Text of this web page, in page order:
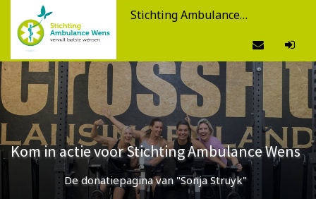
Stichting Ambulance Wens
Kom in actie voor Stichting Ambulance Wens
De donatiepagina van "Sonja Struyk"